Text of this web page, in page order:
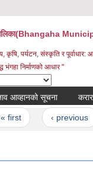
कृषि, पर्यटन, संस्कृति र पूर्वाधार:
भंगहा निर्माणको आधार "
आव्हानको सूचना करार
‹ previous